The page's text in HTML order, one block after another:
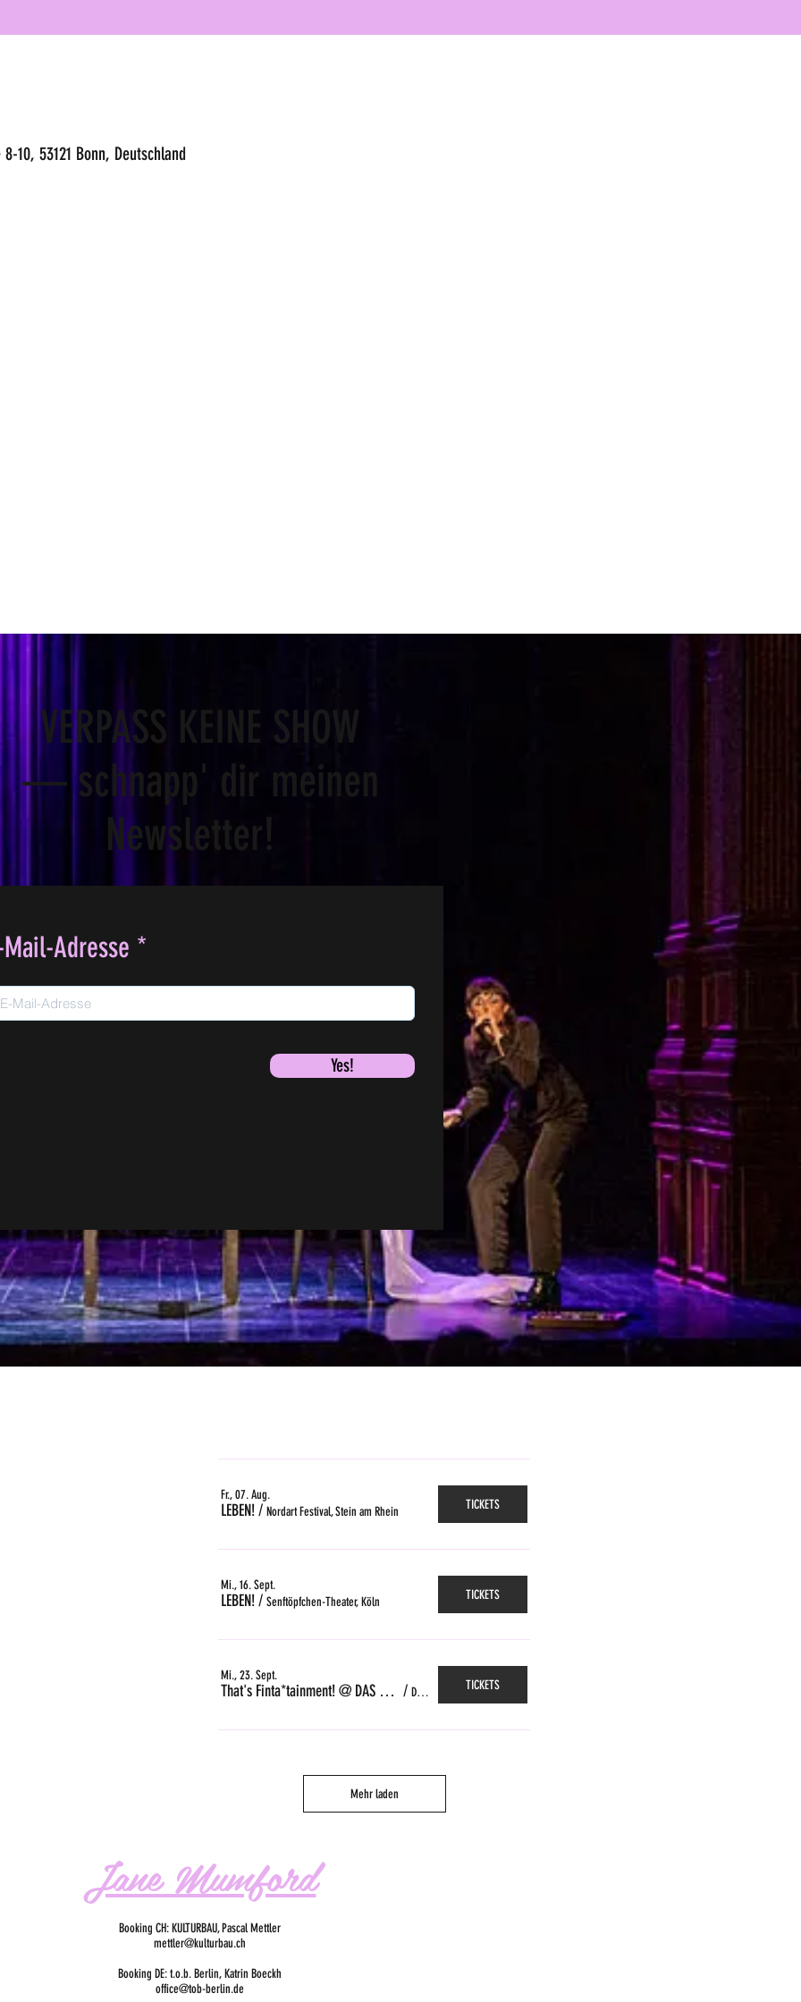
10, 53121 Bonn, Deutschland
VERPASS KEINE SHOW
— schnapp' dir meinen
Newsletter!
Mail-Adresse
Yes!
Fr., 07. Aug.
LEBEN!/ Nordart Festival, Stein am Rhein TICKETS
Mi., 16. Sept.
LEBEN!/ Senftöpfchen-Theater, Köln TICKETS
Mi., 23. Sept.
That's Finta*tainment! @ DAS GLEIS, Zürich / Das Gleis, Zürich TICKETS
Mehr laden
Jane Mumford
Booking CH: KULTURBAU, Pascal Mettler
mettler@kulturbau.ch
Booking DE: t.o.b. Berlin, Katrin Boeckh
office@tob-berlin.de